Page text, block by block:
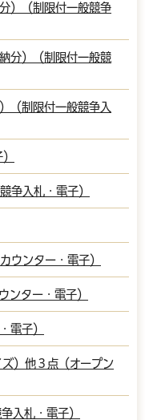
）（制限付一般競争
分）（制限付一般競
（制限付一般競争入
争入札・電子）
ウンター・電子）
ンター・電子）
電子）
）他３点（オープン
入札・電子）